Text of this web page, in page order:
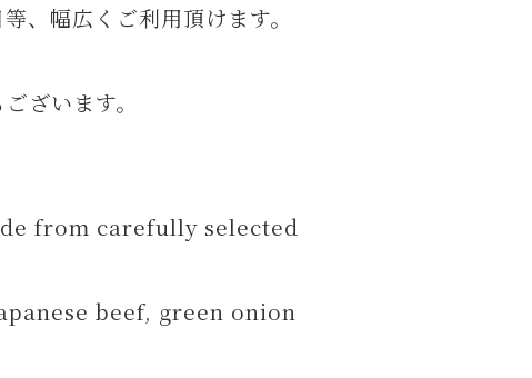
、幅広くご利用頂けます。
ざいます。
from carefully selected
beef, green onion